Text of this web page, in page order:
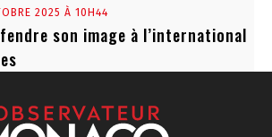
2025 À 10H44
son image à l’international